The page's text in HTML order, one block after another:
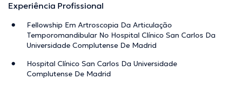
Experiência Profissional
Fellowship Em Artroscopia Da Articulação
Temporomandibular No Hospital Clínico San Carlos Da
Universidade Complutense De Madrid
Hospital Clínico San Carlos Da Universidade
Complutense De Madrid